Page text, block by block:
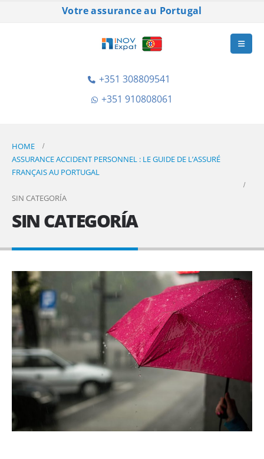
Votre assurance au Portugal
+351 308809541
+351 910808061
HOME
ASSURANCE ACCIDENT PERSONNEL : LE GUIDE DE L’ASSURÉ
FRANÇAIS AU PORTUGAL
SIN CATEGORÍA
SIN CATEGORÍA